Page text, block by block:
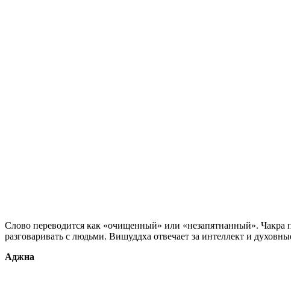
Слово переводится как «очищенный» или «незапятнанный». Чакра
разговаривать с людьми. Вишуддха отвечает за интеллект и
Аджна